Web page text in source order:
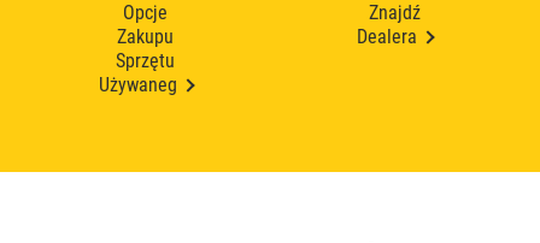
Opcje
Zakupu
Sprzętu
Używaneg
Znajdź
Dealera